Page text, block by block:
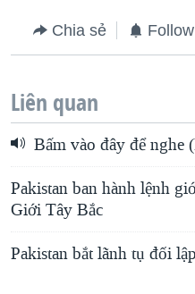
Chia sẻ
Liên quan
Bấm vào đây để nghe
Pakistan ban hành lệnh
Giới Tây Bắc
Pakistan bắt lãnh tụ đối